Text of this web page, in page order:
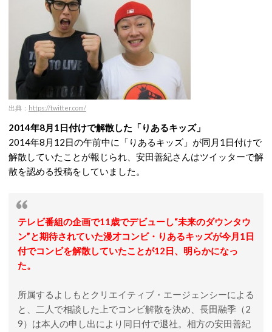
出典： https://twitter.com/
2014年8月1日付けで解散した「りあるキッズ」
2014年8月12日の午前中に「りあるキッズ」が同月1日付けで
解散していたことが報じられ、安田善紀さんはツイッターで解
散を認める投稿をしていました。
テレビ番組の企画で11歳でデビューし“未来のダウンタウ
ン”と期待されていた漫才コンビ・りあるキッズが今月1日
付でコンビを解散していたことが12日、明らかになっ
た。
所属するよしもとクリエイティブ・エージェンシーによる
と、二人で相談した上でコンビ解散を決め、長田融季（2
9）は本人の申し出により同日付で退社。相方の安田善紀